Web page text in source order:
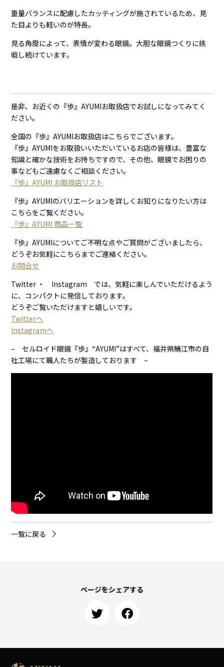
重量バランスに配慮したカッティングが施されているため、見
た目よりも軽いのが特長。
見る角度によって、表情が変わる眼鏡。大胆な眼鏡つくりに挑
戦し続けています。
是非、お近くの『歩』AYUMIお取扱店でお試しになってみてく
ださい。
全国の『歩』AYUMIお取扱店はこちらでございます。
『歩』AYUMIをお取扱いいただいているお店の皆様は、豊富な
知識と確かな技術をお持ちですので、その他、眼鏡でお困りの
事などもご遠慮なくご相談ください。
『歩』AYUMI お取扱店リスト
『歩』AYUMIのバリエーションを詳しくお知りになりたい方は
こちらをご覧ください。
『歩』AYUMI 商品一覧
『歩』AYUMIについてご不明な点やご質問がございましたら、
どうぞお気軽にこちらまでご連絡ください。
お問合せ
Twitter ・ Instagram では、気軽に楽しんでいただけるよう
に、コンパクトに発信しております。
どうぞご覧いただけますと嬉しいです。
Twitterへ
Instagramへ
– セルロイド眼鏡『歩』“AYUMI”はすべて、福井県鯖江市の自
社工場にて職人たちが製造しております –
一覧に戻る
ページをシェアする